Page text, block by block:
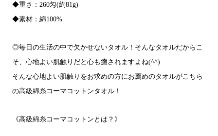
◆重さ：260匁(約81g)
◆素材：綿100%
◎毎日の生活の中で欠かせないタオル！そんなタオルだからこ
そ、心地よい肌触りだと心も癒されますよね(^^)
そんな心地よい肌触りをお求めの方にお薦めのタオルがこちら
の高級綿糸コーマコットンタオル！
《高級綿糸コーマコットンとは？》